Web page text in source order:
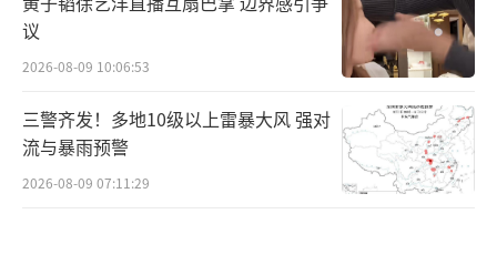
议
2026-08-09 10:06:53
三警齐发！多地10级以上雷暴大风 强对
流与暴雨预警
2026-08-09 07:11:29